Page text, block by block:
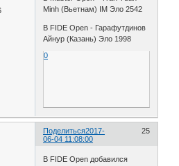
Minh (Вьетнам) IM Эло 2542
В FIDE Open - Гарафутдинов
Айнур (Казань) Эло 1998
0
Поделиться 25
2017-
06-04 11:08:00
В FIDE Open добавился